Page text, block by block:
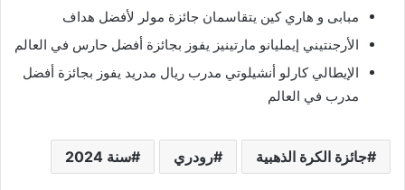
مبابى و هاري كين يتقاسمان جائزة مولر لأفضل هداف
الأرجنتيني إيمليانو مارتينيز يفوز بجائزة أفضل حارس في العالم
الإيطالي كارلو أنشيلوتي مدرب ريال مدريد يفوز بجائزة أفضل
مدرب في العالم
جائزة الكرة الذهبية رودري سنة 2024